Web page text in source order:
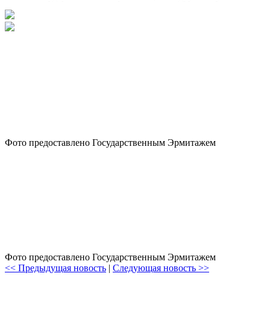
Фото предоставлено Государственным Эрмитажем
Фото предоставлено Государственным Эрмитажем
<< Предыдущая новость | Следующая новость >>